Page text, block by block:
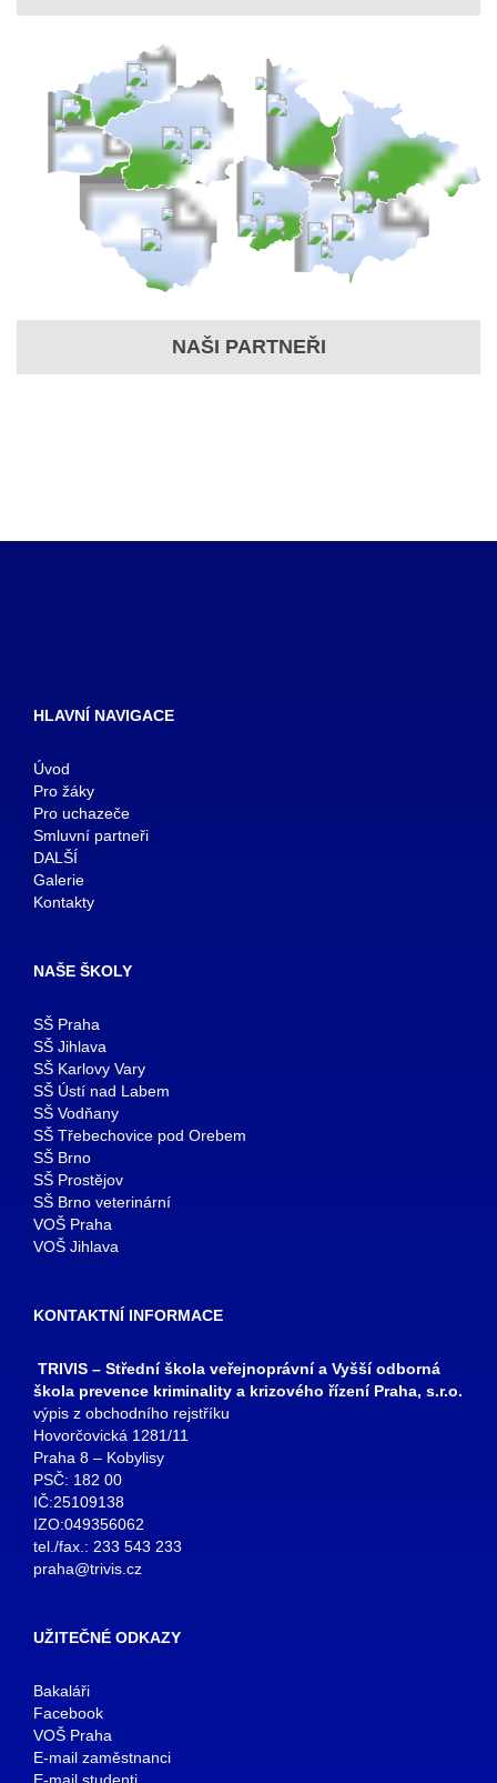
NAŠI PARTNEŘI
HLAVNÍ NAVIGACE
Úvod
Pro žáky
Pro uchazeče
Smluvní partneři
DALŠÍ
Galerie
Kontakty
NAŠE ŠKOLY
SŠ Praha
SŠ Jihlava
SŠ Karlovy Vary
SŠ Ústí nad Labem
SŠ Vodňany
SŠ Třebechovice pod Orebem
SŠ Brno
SŠ Prostějov
SŠ Brno veterinární
VOŠ Praha
VOŠ Jihlava
KONTAKTNÍ INFORMACE
TRIVIS – Střední škola veřejnoprávní a Vyšší odborná
škola prevence kriminality a krizového řízení Praha, s.r.o.
výpis z obchodního rejstříku
Hovorčovická 1281/11
Praha 8 – Kobylisy
PSČ: 182 00
IČ:25109138
IZO:049356062
tel./fax.: 233 543 233
praha@trivis.cz
UŽITEČNÉ ODKAZY
Bakaláři
Facebook
VOŠ Praha
E-mail zaměstnanci
E-mail studenti